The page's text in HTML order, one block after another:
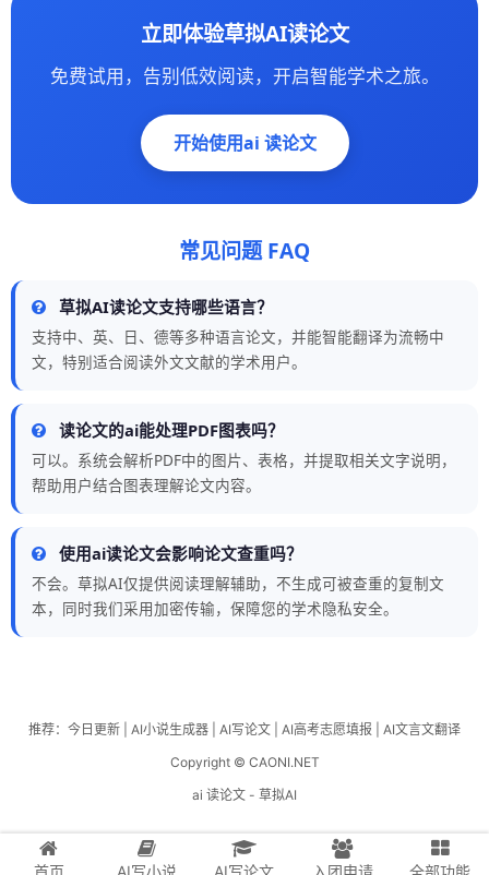
立即体验草拟AI读论文
免费试用，告别低效阅读，开启智能学术之旅。
开始使用ai 读论文
常见问题 FAQ
草拟AI读论文支持哪些语言？
支持中、英、日、德等多种语言论文，并能智能翻译为流畅中
文，特别适合阅读外文文献的学术用户。
读论文的ai能处理PDF图表吗？
可以。系统会解析PDF中的图片、表格，并提取相关文字说明，
帮助用户结合图表理解论文内容。
使用ai读论文会影响论文查重吗？
不会。草拟AI仅提供阅读理解辅助，不生成可被查重的复制文
本，同时我们采用加密传输，保障您的学术隐私安全。
推荐： 今日更新 AI小说生成器 AI写论文 AI高考志愿填报
AI文言文翻译
Copyright © CAONI.NET
ai 读论文 - 草拟AI
首页 AI写小说 AI写论文 入团申请 全部功能